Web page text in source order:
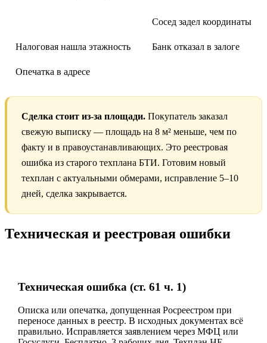
Сосед задел координаты
Налоговая нашла этажность Банк отказал в залоге
Опечатка в адресе
Сделка стоит из-за площади. Покупатель заказал
свежую выписку — площадь на 8 м² меньше, чем по
факту и в правоустанавливающих. Это реестровая
ошибка из старого техплана БТИ. Готовим новый
техплан с актуальными обмерами, исправление 5–10
дней, сделка закрывается.
Техническая и реестровая ошибки
Техническая ошибка (ст. 61 ч. 1)
Описка или опечатка, допущенная Росреестром при
переносе данных в реестр. В исходных документах всё
правильно. Исправляется заявлением через МФЦ или